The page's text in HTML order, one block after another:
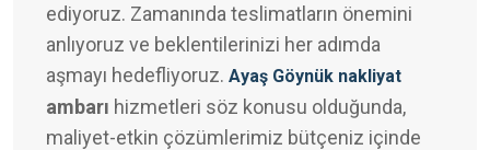
ediyoruz. Zamanında teslimatların önemini
anlıyoruz ve beklentilerinizi her adımda
aşmayı hedefliyoruz. Ayaş Göynük nakliyat
ambarı hizmetleri söz konusu olduğunda,
maliyet-etkin çözümlerimiz bütçeniz içinde